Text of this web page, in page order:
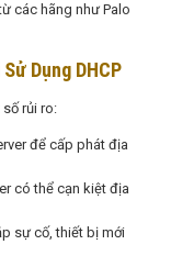
các hãng như Palo
Dụng DHCP
số rủi ro:
để cấp phát địa
có thể cạn kiệt địa
sự cố, thiết bị mới